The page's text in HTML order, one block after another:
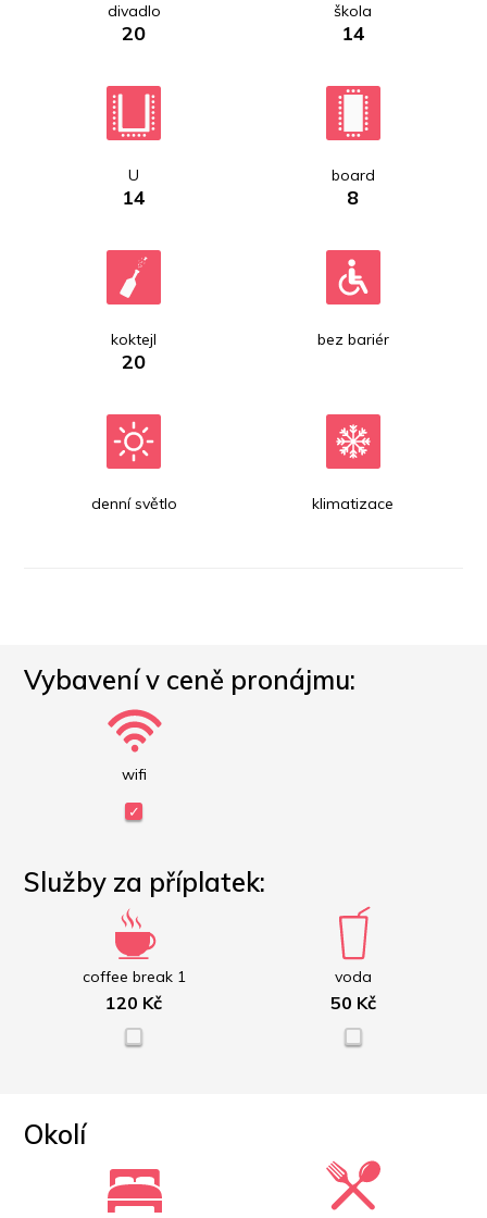
divadlo
20
škola
14
U
14
board
8
koktejl
20
bez bariér
denní světlo klimatizace
Vybavení v ceně pronájmu:
wifi
Služby za příplatek:
coffee break 1
120 Kč
voda
50 Kč
Okolí